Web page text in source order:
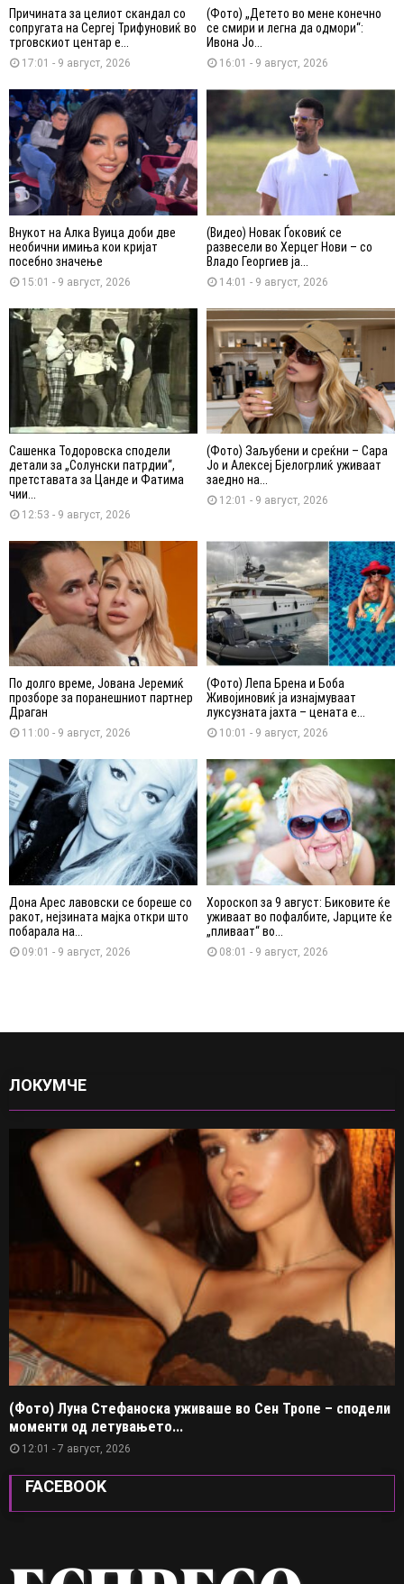
Причината за целиот скандал со
сопругата на Сергеј Трифуновиќ во
трговскиот центар е...
17:01 - 9 август, 2026
(Фото) „Детето во мене конечно
се смири и легна да одмори“:
Ивона Јо...
16:01 - 9 август, 2026
Внукот на Алка Вуица доби две
необични имиња кои кријат
посебно значење
15:01 - 9 август, 2026
(Видео) Новак Ѓоковиќ се
развесели во Херцег Нови – со
Владо Георгиев ја...
14:01 - 9 август, 2026
Сашенка Тодоровска сподели
детали за „Солунски патрдии“,
претставата за Цанде и Фатима
чии...
12:53 - 9 август, 2026
(Фото) Заљубени и среќни – Сара
Јо и Алексеј Бјелогрлиќ уживаат
заедно на...
12:01 - 9 август, 2026
По долго време, Јована Јеремиќ
прозборе за поранешниот партнер
Драган
11:00 - 9 август, 2026
(Фото) Лепа Брена и Боба
Живојиновиќ ја изнајмуваат
луксузната јахта – цената е...
10:01 - 9 август, 2026
Дона Арес лавовски се бореше со
ракот, нејзината мајка откри што
побарала на...
09:01 - 9 август, 2026
Хороскоп за 9 август: Биковите ќе
уживаат во пофалбите, Јарците ќе
„пливаат“ во...
08:01 - 9 август, 2026
ЛОКУМЧЕ
(Фото) Луна Стефаноска уживаше во Сен Тропе – сподели
моменти од летувањето...
12:01 - 7 август, 2026
FACEBOOK